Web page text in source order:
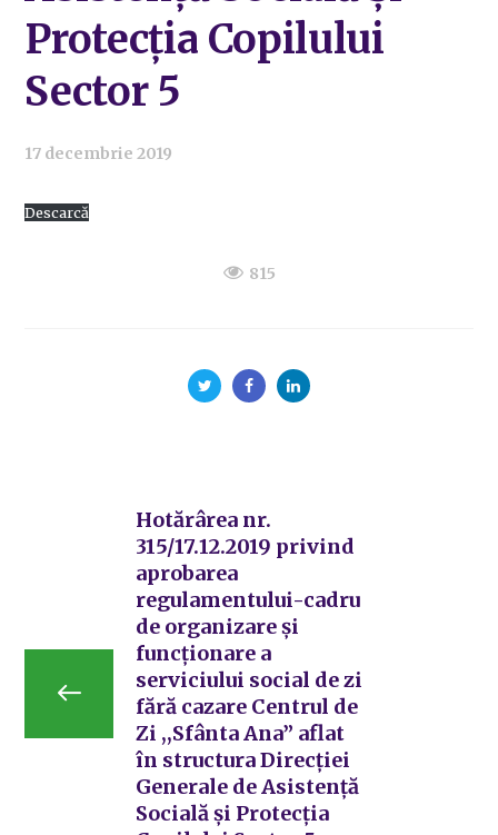
Protecția Copilului
Sector 5
17 decembrie 2019
Descarcă
815
Hotărârea nr.
315/17.12.2019 privind
aprobarea
regulamentului-cadru
de organizare și
funcționare a
serviciului social de zi
fără cazare Centrul de
Zi ,,Sfânta Ana” aflat
în structura Direcției
Generale de Asistență
Socială și Protecția